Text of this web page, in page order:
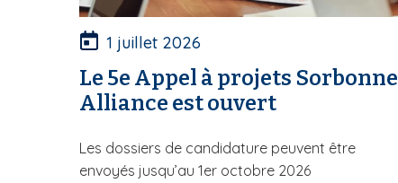
1 juillet 2026
Le 5e Appel à projets Sorbonne
Alliance est ouvert
Les dossiers de candidature peuvent être
envoyés jusqu’au 1er octobre 2026